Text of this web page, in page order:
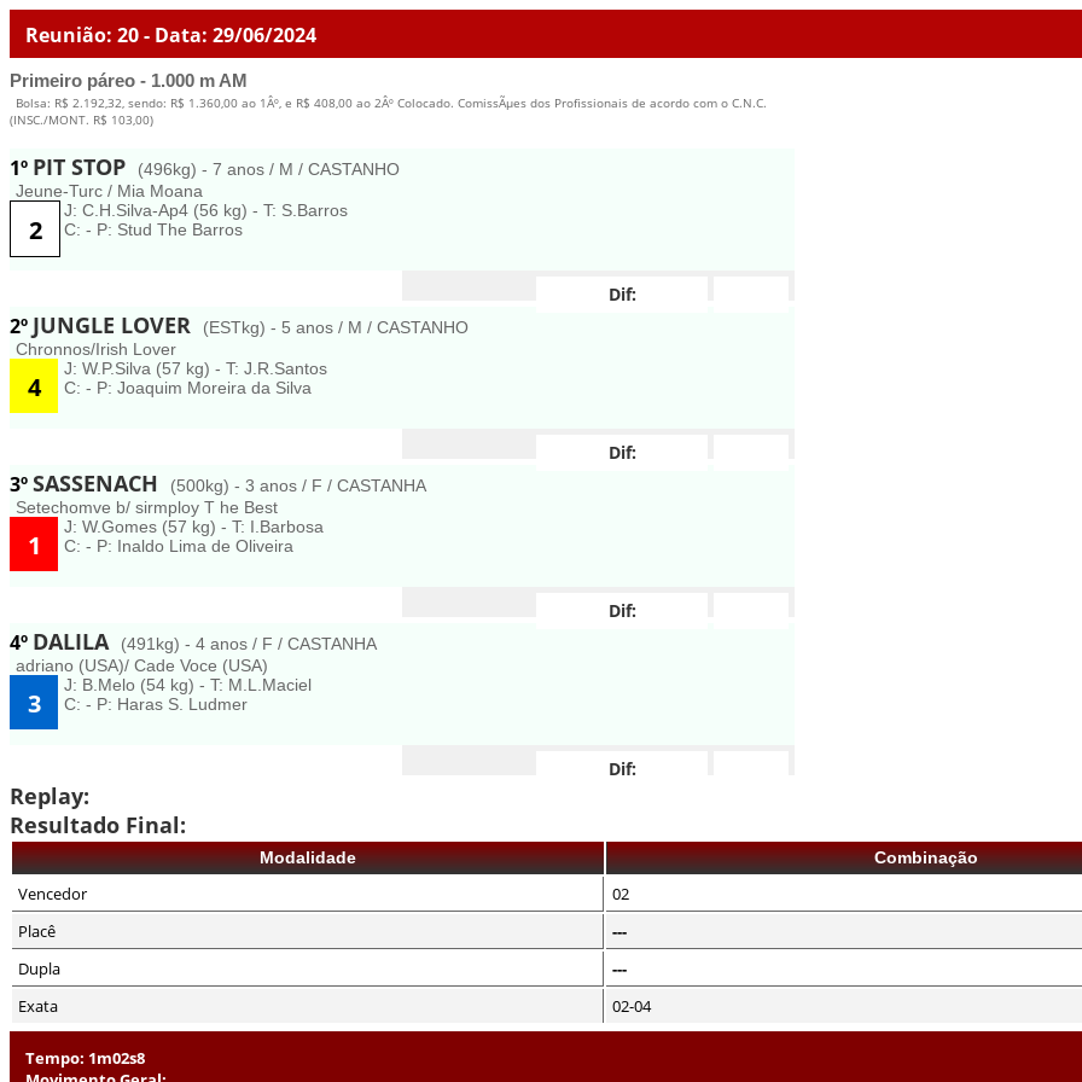
Reunião: 20 - Data: 29/06/2024
Primeiro páreo - 1.000 m AM
Bolsa: R$ 2.192,32, sendo: R$ 1.360,00 ao 1Âº, e R$ 408,00 ao 2Âº Colocado. ComissÃµes dos Profissionais de acordo com o C.N.C.
(INSC./MONT. R$ 103,00)
1º PIT STOP
(496kg) - 7 anos / M / CASTANHO
Jeune-Turc / Mia Moana
2
J: C.H.Silva-Ap4 (56 kg) - T: S.Barros
C: - P: Stud The Barros
Dif:
2º JUNGLE LOVER
(ESTkg) - 5 anos / M / CASTANHO
Chronnos/Irish Lover
4
J: W.P.Silva (57 kg) - T: J.R.Santos
C: - P: Joaquim Moreira da Silva
Dif:
3ºSASSENACH
(500kg) - 3 anos / F / CASTANHA
Setechomve b/ sirmploy T he Best
1
J: W.Gomes (57 kg) - T: I.Barbosa
C: - P: Inaldo Lima de Oliveira
Dif:
4º DALILA
(491kg) - 4 anos / F / CASTANHA
adriano (USA)/ Cade Voce (USA)
3
J: B.Melo (54 kg) - T: M.L.Maciel
C: - P: Haras S. Ludmer
Dif:
Replay:
Resultado Final:
Modalidade Combinação
Vencedor 02
Placê
---
Dupla
---
Exata
02-04
Tempo: 1m02s8